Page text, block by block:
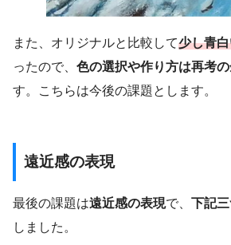
また、オリジナルと比較して少し青
ったので、 色の選択や作り方は再考
す。こちらは今後の課題とします。
遠近感の表現
最後の課題は遠近感の表現で、 下記
しました。